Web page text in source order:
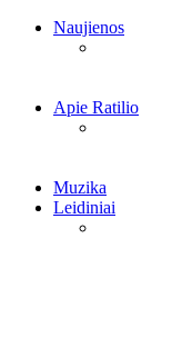
Naujienos
Apie Ratilio
Muzika
Leidiniai